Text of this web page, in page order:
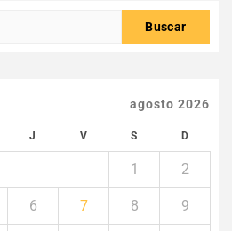
agosto 2026
J V S D
1 2
6 7 8 9